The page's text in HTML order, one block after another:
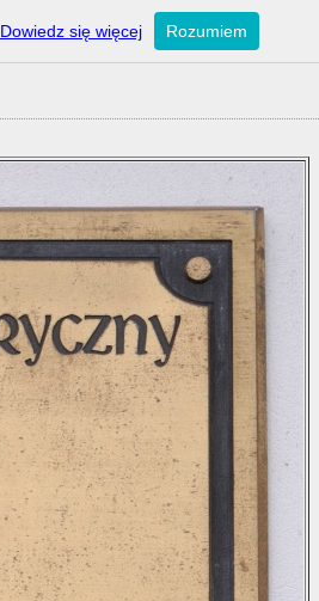
Dowiedz się więcej Rozumiem